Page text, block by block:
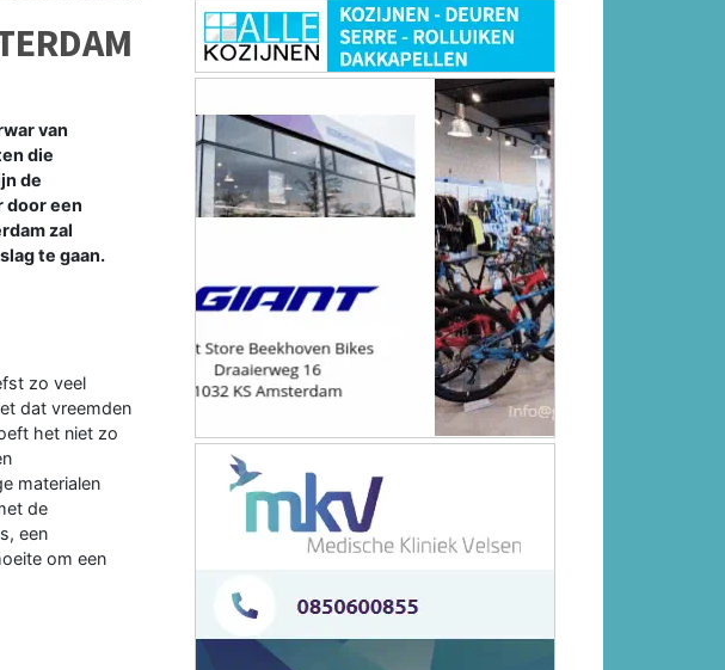
van
die
de
door een
zal
te gaan.
zo veel
dat vreemden
het niet zo
materialen
de
een
om een